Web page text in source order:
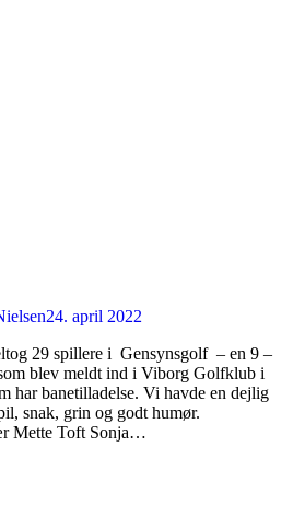
24. april 2022
29 spillere i Gensynsgolf – en 9 –
blev meldt ind i Viborg Golfklub i
har banetilladelse. Vi havde en dejlig
snak, grin og godt humør.
Mette Toft Sonja…